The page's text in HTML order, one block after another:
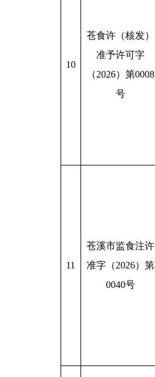
10
苍食许（核发）
准予许可字
（2026）第0008
号
11
苍溪市监食注许
准字（2026）第
0040号